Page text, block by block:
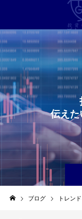
伝え た
ブログ トレン